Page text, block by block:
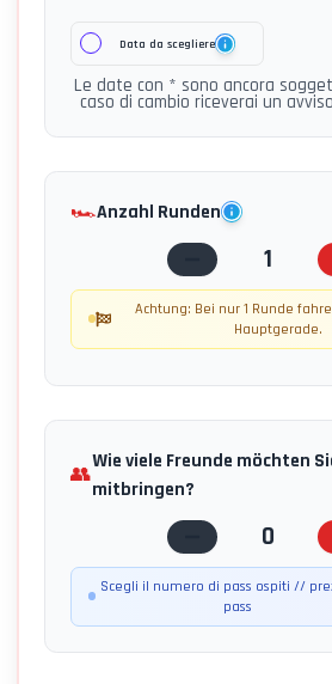
Data da scegliere
Le date con * sono ancora
caso di cambio riceverai un
🏎️Anzahl Runden
1
Achtung: Bei nur 1 Runde
Hauptgerade.
👥
Wie viele Freunde möchten
mitbringen?
0
Scegli il numero di pass ospiti //
pass